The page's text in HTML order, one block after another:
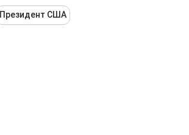
Президент США